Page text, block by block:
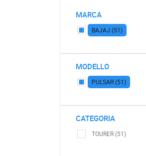
MARCA
BAJAJ (51)
MODELLO
PULSAR (51)
CATEGORIA
TOURER (51)